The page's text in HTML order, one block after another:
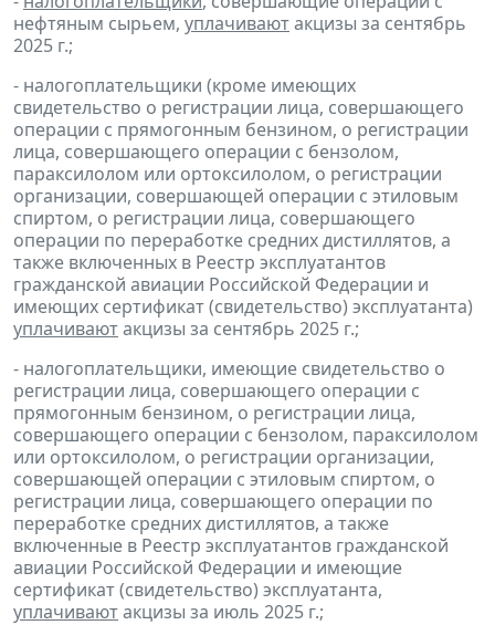
нефтяным сырьем, уплачиваютакцизы за сентябрь
2025 г.;
- налогоплательщики (кроме имеющих
свидетельство о регистрации лица, совершающего
операции с прямогонным бензином, о регистрации
лица, совершающего операции с бензолом,
параксилолом или ортоксилолом, о регистрации
организации, совершающей операции с этиловым
спиртом, о регистрации лица, совершающего
операции по переработке средних дистиллятов, а
также включенных в Реестр эксплуатантов
гражданской авиации Российской Федерации и
имеющих сертификат (свидетельство) эксплуатанта)
уплачиваютакцизы за сентябрь 2025 г.;
- налогоплательщики, имеющие свидетельство о
регистрации лица, совершающего операции с
прямогонным бензином, о регистрации лица,
совершающего операции с бензолом, параксилолом
или ортоксилолом, о регистрации организации,
совершающей операции с этиловым спиртом, о
регистрации лица, совершающего операции по
переработке средних дистиллятов, а также
включенные в Реестр эксплуатантов гражданской
авиации Российской Федерации и имеющие
сертификат (свидетельство) эксплуатанта,
уплачиваютакцизы за июль 2025 г.;